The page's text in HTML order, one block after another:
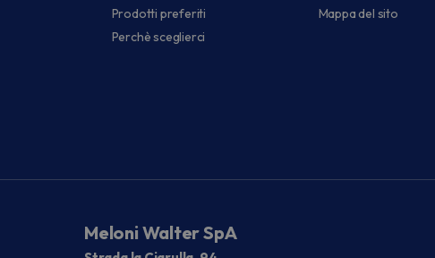
Prodotti preferiti
Perchè sceglierci
Mappa del sito
Meloni Walter SpA